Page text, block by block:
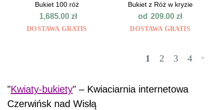
Bukiet 100 róż
1,685.00zł
DOSTAWA GRATIS
Bukiet z Róż w kryzie
od 209.00zł
DOSTAWA GRATIS
1 2 3 4 »
"Kwiaty-bukiety" – Kwiaciarnia internetowa
Czerwińsk nad Wisłą